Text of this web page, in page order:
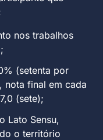
nos trabalhos
(setenta por
nota final em cada
(sete);
Lato Sensu,
o território